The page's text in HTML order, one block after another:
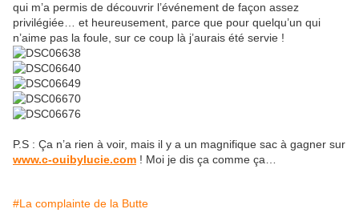
qui m’a permis de découvrir l’événement de façon assez
privilégiée… et heureusement, parce que pour quelqu’un qui
n’aime pas la foule, sur ce coup là j’aurais été servie !
P.S : Ça n’a rien à voir, mais il y a un magnifique sac à gagner sur
www.c-ouibylucie.com ! Moi je dis ça comme ça…
#La complainte de la Butte